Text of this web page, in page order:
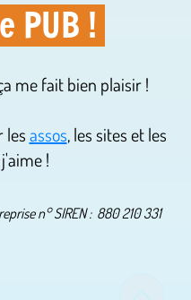
PUB !
me fait bien plaisir !
lesassos, les sites et les
!
n° SIREN : 880 210 331